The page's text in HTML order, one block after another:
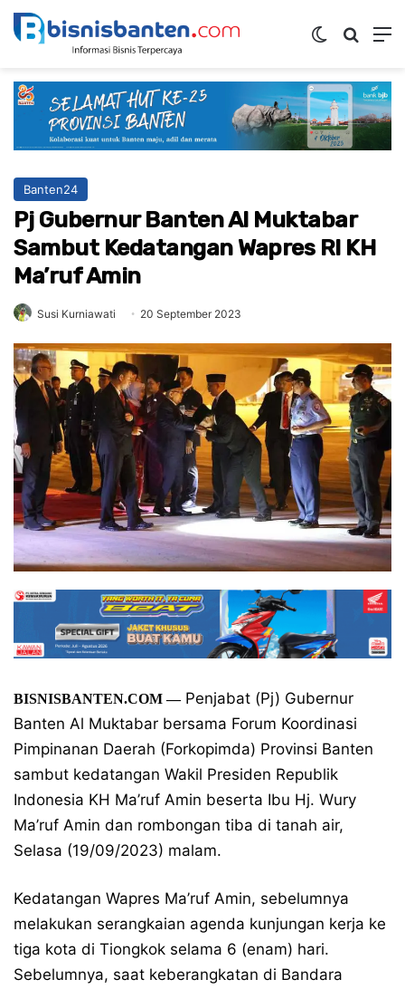
Switch skin
Banten24
Pj Gubernur Banten Al Muktabar
Sambut Kedatangan Wapres RI KH
Ma’ruf Amin
Susi Kurniawati 20 September 2023
BISNISBANTEN.COM —Penjabat (Pj) Gubernur
Banten Al Muktabar bersama Forum Koordinasi
Pimpinanan Daerah (Forkopimda) Provinsi Banten
sambut kedatangan Wakil Presiden Republik
Indonesia KH Ma’ruf Amin beserta Ibu Hj. Wury
Ma’ruf Amin dan rombongan tiba di tanah air,
Selasa (19/09/2023) malam.
Kedatangan Wapres Ma’ruf Amin, sebelumnya
melakukan serangkaian agenda kunjungan kerja ke
tiga kota di Tiongkok selama 6 (enam) hari.
Sebelumnya, saat keberangkatan di Bandara